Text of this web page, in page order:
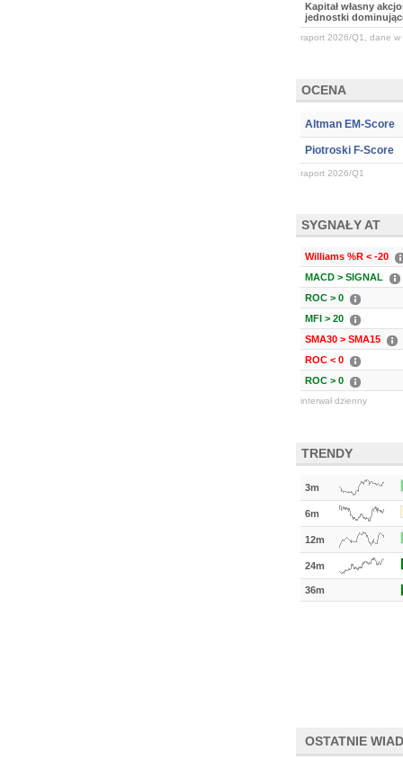
Kapitał własny
jednostki
raport 2026/Q1, dane w
OCENA
Altman EM-Score
Piotroski F-Score
raport 2026/Q1
SYGNAŁY AT
Williams %R < -20
MACD > SIGNAL
ROC > 0
MFI > 20
SMA30 > SMA15
ROC < 0
ROC > 0
interwał dzienny
TRENDY
3m
6m
12m
24m
36m
OSTATNIE